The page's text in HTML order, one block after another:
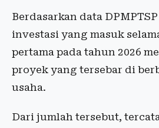
Berdasarkan data
investasi yang masuk
pertama pada tahun 2026
proyek yang tersebar di
usaha.
Dari jumlah tersebut,